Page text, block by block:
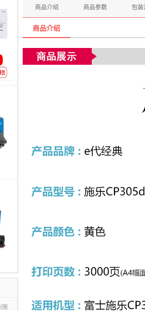
施
商品介绍 商品参数 包装
商品介绍